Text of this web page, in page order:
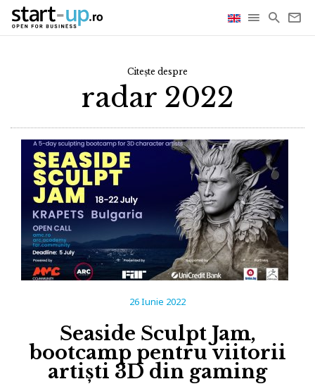
Citește despre
radar 2022
26 Iunie 2022
Seaside Sculpt Jam,
bootcamp pentru viitorii
artiști 3D din gaming